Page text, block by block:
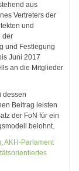
aus
Vertreters der
und
der
und Festlegung
Juni 2017
an die Mitglieder
dessen
Beitrag leisten
der FoN für ein
belohnt.
,AKH-Parlament